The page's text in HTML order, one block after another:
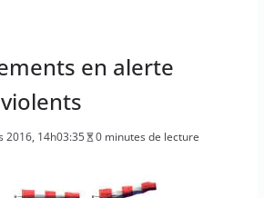
en alerte
2016, 14h03:35
0 minutes de lecture